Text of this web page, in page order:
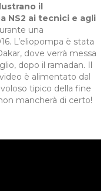
il
NS2 ai tecnici e agli
una
L’eliopompa è stata
dove verrà messa
dopo il ramadan. Il
è alimentato dal
tipico della fine
mancherà di certo!